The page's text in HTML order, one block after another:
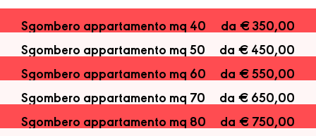
Sgombero appartamento mq 40
da € 350,00
Sgombero appartamento mq 50
da € 450,00
Sgombero appartamento mq 60
da € 550,00
Sgombero appartamento mq 70
da € 650,00
Sgombero appartamento mq 80
da € 750,00